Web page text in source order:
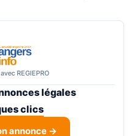
REGIEPRO
légales
clics
annonce →